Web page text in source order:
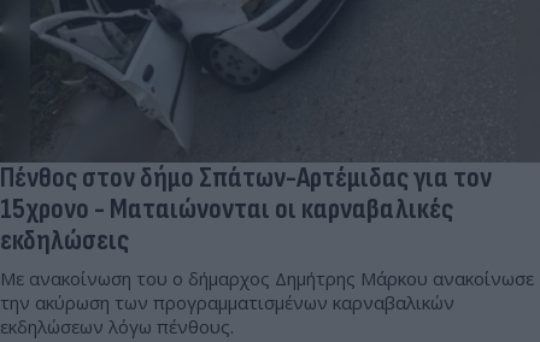
Πένθος στον δήμο Σπάτων-Αρτέμιδας για τον
15χρονο - Ματαιώνονται οι καρναβαλικές
εκδηλώσεις
Με ανακοίνωση του ο δήμαρχος Δημήτρης Μάρκου ανακοίνωσε
την ακύρωση των προγραμματισμένων καρναβαλικών
εκδηλώσεων λόγω πένθους.